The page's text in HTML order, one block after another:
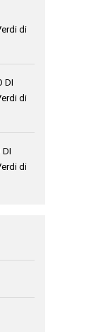
di
DI
di
DI
di